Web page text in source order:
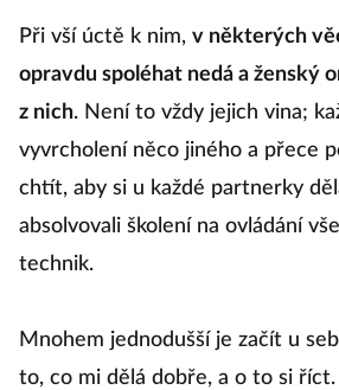
Při vší úctě k nim, v některých
opravdu spoléhat nedá a ženský
z nich. Není to vždy jejich vina;
vyvrcholení něco jiného a přece
chtít, aby si u každé partnerky
absolvovali školení na ovládání
technik.
Mnohem jednodušší je začít u
to, co mi dělá dobře, a o to si